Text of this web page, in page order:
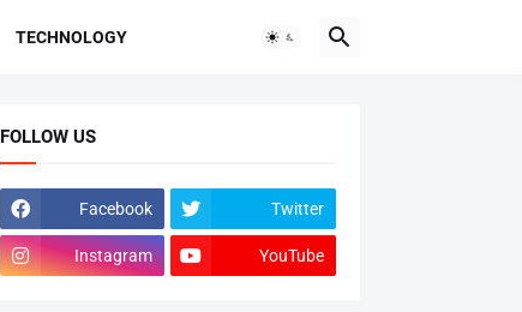
TECHNOLOGY
FOLLOW US
Facebook Twitter
Instagram YouTube